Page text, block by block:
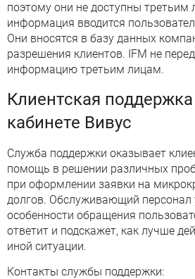
поэтому они не доступны третьим
информация вводится
Они вносятся в базу данных
разрешения клиентов. IFM не
информацию третьим лицам.
Клиентская
кабинете Вивус
Служба поддержки оказывает
помощь в решении различных
при оформлении заявки на
долгов. Обслуживающий персонал
особенности обращения
ответит и подскажет, как лучше
иной ситуации.
Контакты службы поддержки: